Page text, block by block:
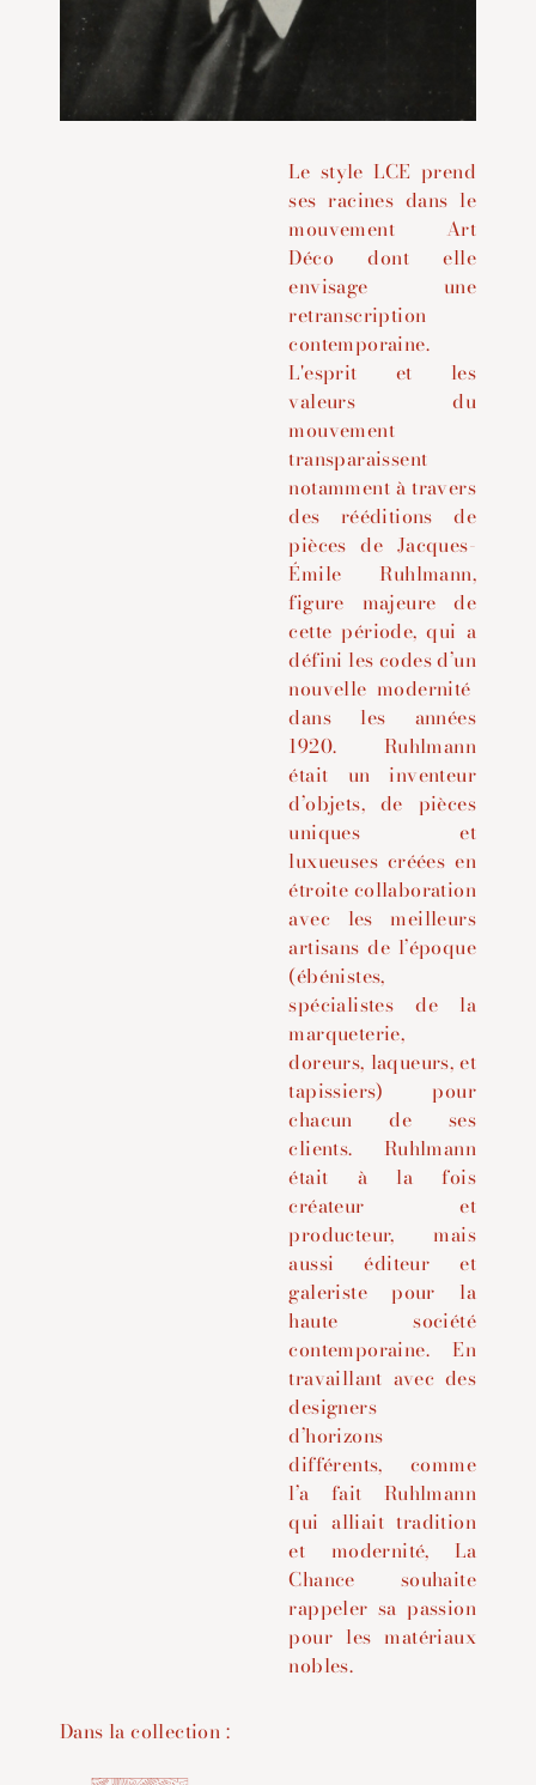
Le style LCE prend
ses racines dans le
mouvement Art
Déco dont elle
envisage une
retranscription
contemporaine.
L'esprit et les
valeurs du
mouvement
transparaissent
notamment à travers
des rééditions de
pièces de Jacques-
Émile Ruhlmann,
figure majeure de
cette période, qui a
défini les codes d’un
nouvelle modernité
dans les années
1920. Ruhlmann
était un inventeur
d’objets, de pièces
uniques et
luxueuses créées en
étroite collaboration
avec les meilleurs
artisans de l’époque
(ébénistes,
spécialistes de la
marqueterie,
doreurs, laqueurs, et
tapissiers) pour
chacun de ses
clients. Ruhlmann
était à la fois
créateur et
producteur, mais
aussi éditeur et
galeriste pour la
haute société
contemporaine.En
travaillant avec des
designers
d’horizons
différents, comme
l’a fait Ruhlmann
qui alliait tradition
et modernité, La
Chance souhaite
rappeler sa passion
pour les matériaux
nobles.
Dans la collection :